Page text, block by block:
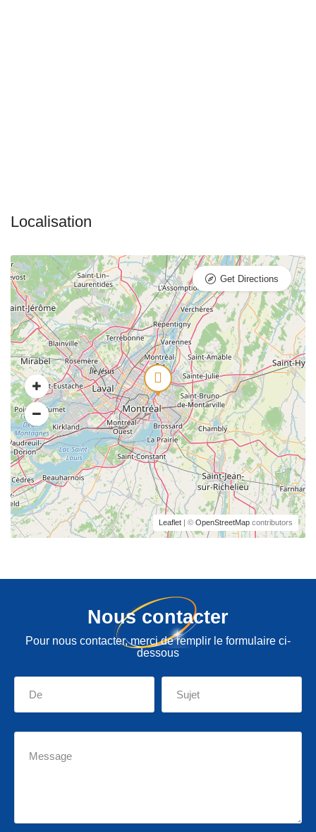
Leaflet | © OpenStreetMap contributors
Get Directions
Nous contacter
Pour nous contacter, merci de remplir le formulaire ci-
dessous